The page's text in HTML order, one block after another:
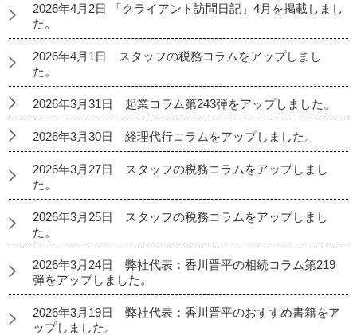
2026年4月2日 「クライアント訪問日記」4月を掲載しまし
た。
2026年4月1日 スタッフの税務コラムをアップしまし
た。
2026年3月31日 起業コラム第243弾をアップしました。
2026年3月30日 経理代行コラムをアップしました。
2026年3月27日 スタッフの税務コラムをアップしまし
た。
2026年3月25日 スタッフの税務コラムをアップしまし
た。
2026年3月24日 弊社代表：香川晋平の相続コラム第219
弾をアップしました。
2026年3月19日 弊社代表：香川晋平のおすすめ書籍をア
ップしました。